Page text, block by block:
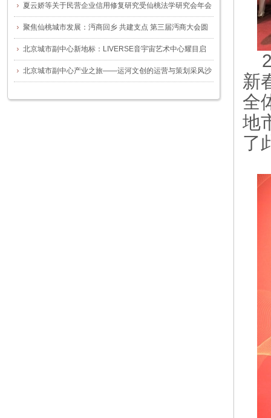
新
全
地
了
夏云娇等关于民营企业信用修复研究受仙桃法学研究会年会
关注
聚焦仙桃城市发展：沔商回乡 共建支点 第三届沔商大会圆
满举行
北京城市副中心新地标：LIVERSE音宇宙艺术中心耀目启
幕，谭咏麟“宠粉专场”揭幕首演
北京城市副中心产业之旅——运河文创的运营与策划采风沙